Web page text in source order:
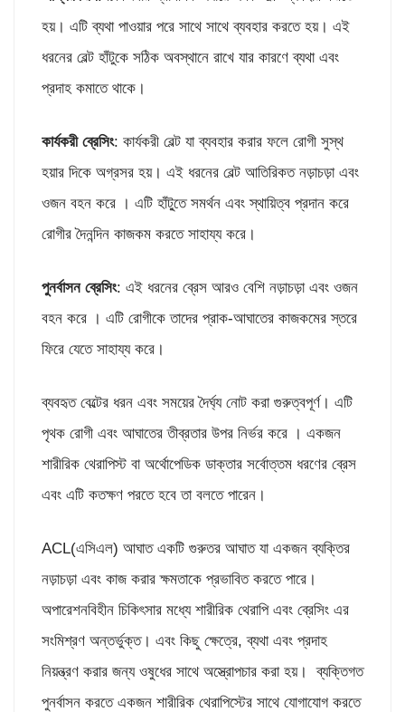
হয়। এটি ব্যথা পাওয়ার পরে সাথে সাথে ব্যবহার করতে হয়। এই
ধরনের বেল্ট হাঁটুকে সঠিক অবস্থানে রাখে যার কারণে ব্যথা এবং
প্রদাহ কমাতে থাকে।
কার্যকরী ব্রেসিং: কার্যকরী বেল্ট যা ব্যবহার করার ফলে রোগী সুস্থ
হয়ার দিকে অগ্রসর হয়। এই ধরনের বেল্ট আতিরিকত নড়াচড়া এবং
ওজন বহন করে । এটি হাঁটু্তে সমর্থন এবং স্থায়িত্ব প্রদান করে
রোগীর দৈনন্দিন কাজকম করতে সাহায্য করে।
পুনর্বাসন ব্রেসিং: এই ধরনের ব্রেস আরও বেশি নড়াচড়া এবং ওজন
বহন করে । এটি রোগীকে তাদের প্রাক-আঘাতের কাজকমের স্তরে
ফিরে যেতে সাহায্য করে।
ব্যবহৃত বেল্টের ধরন এবং সময়ের দৈর্ঘ্য নোট করা গুরুত্বপূর্ণ। এটি
পৃথক রোগী এবং আঘাতের তীব্রতার উপর নির্ভর করে । একজন
শারীরিক থেরাপিস্ট বা অর্থোপেডিক ডাক্তার সর্বোত্তম ধরণের ব্রেস
এবং এটি কতক্ষণ পরতে হবে তা বলতে পারেন।
ACL(এসিএল) আঘাত একটি গুরুতর আঘাত যা একজন ব্যক্তির
নড়াচড়া এবং কাজ করার ক্ষমতাকে প্রভাবিত করতে পারে।
অপারেশনবিহীন চিকিৎসার মধ্যে শারীরিক থেরাপি এবং ব্রেসিং এর
সংমিশ্রণ অন্তর্ভুক্ত। এবং কিছু ক্ষেত্রে, ব্যথা এবং প্রদাহ
নিয়ন্ত্রণ করার জন্য ওষুধের সাথে অস্ত্রোপচার করা হয়। ব্যক্তিগত
পুনর্বাসন করতে একজন শারীরিক থেরাপিস্টের সাথে যোগাযোগ করতে